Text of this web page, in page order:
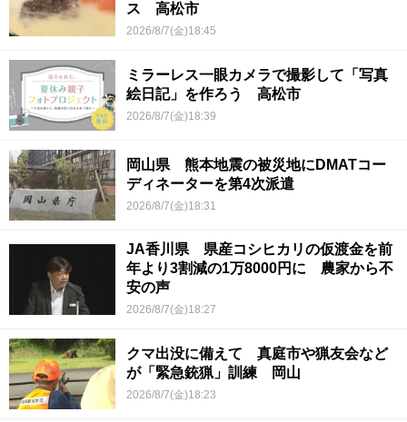
ス 高松市
2026/8/7(金)18:45
ミラーレス一眼カメラで撮影して「写真
絵日記」を作ろう 高松市
2026/8/7(金)18:39
岡山県 熊本地震の被災地にDMATコー
ディネーターを第4次派遣
2026/8/7(金)18:31
JA香川県 県産コシヒカリの仮渡金を前
年より3割減の1万8000円に 農家から不
安の声
2026/8/7(金)18:27
クマ出没に備えて 真庭市や猟友会など
が「緊急銃猟」訓練 岡山
2026/8/7(金)18:23